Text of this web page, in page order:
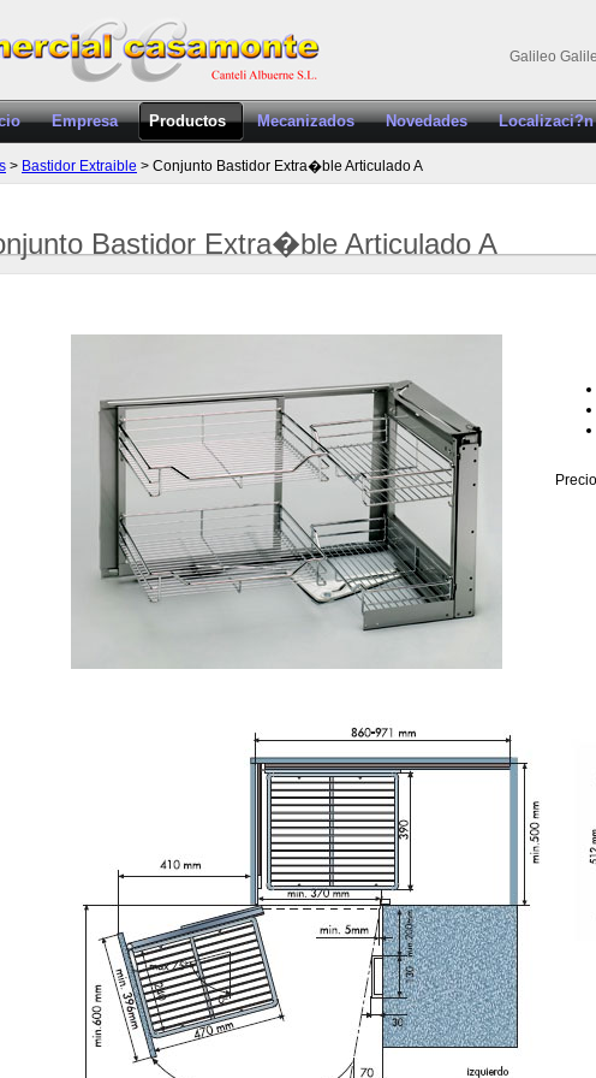
Galileo
Empresa Productos Mecanizados Novedades Localizaci?n
> Bastidor Extraible > Conjunto Bastidor Extra�ble Articulado A
Bastidor Extra�ble Articulado A